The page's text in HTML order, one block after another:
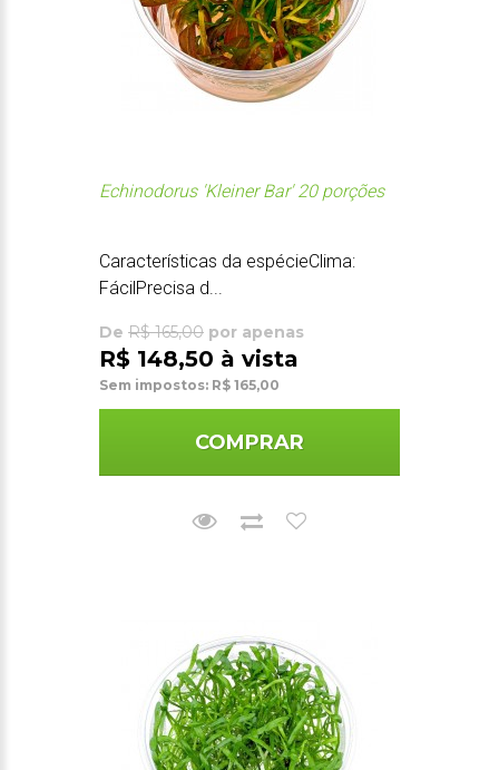
Echinodorus 'Kleiner Bar' 20 porções
Características da espécieClima:
FácilPrecisa d...
De R$ 165,00 por apenas
R$ 148,50 à vista
Sem impostos: R$ 165,00
COMPRAR